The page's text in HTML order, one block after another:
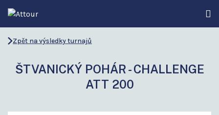
Zpět na výsledky turnajů
ŠTVANICKÝ POHÁR - CHALLENGE
ATT 200